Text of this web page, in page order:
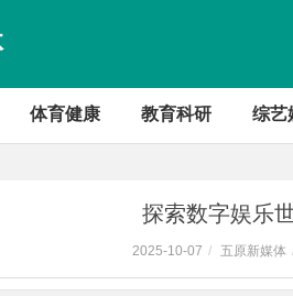
体育健康 教育科研 综艺
探索数字娱乐
2025-10-07 / 五原新媒体